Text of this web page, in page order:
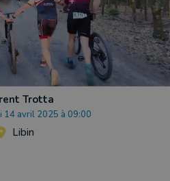
Trotta
14 avril 2025 à 09:00
Libin